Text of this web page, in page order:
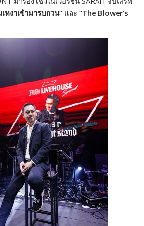
เหงาเข้ามารบกวน” และ“The Blower’s